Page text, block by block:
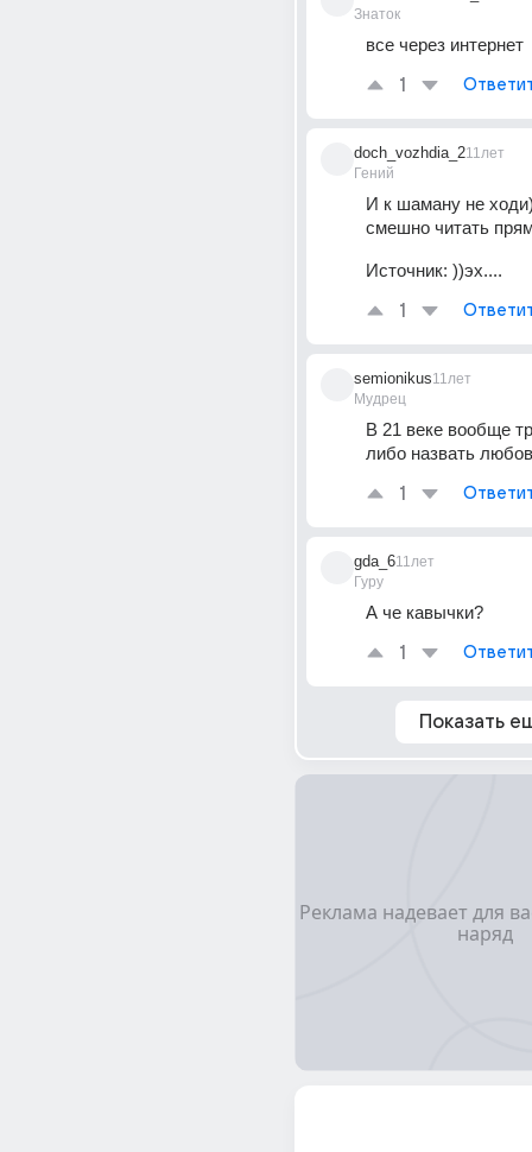
Знаток
все через интернет
1
doch_vozhdia_2
Гений
11лет
И к шаману не
смешно читать
Источник: ))эх....
1
semionikus
Мудрец
11лет
В 21 веке вообще
либо назвать
1
gda_6
Гуру
11лет
А че кавычки?
1
Показать